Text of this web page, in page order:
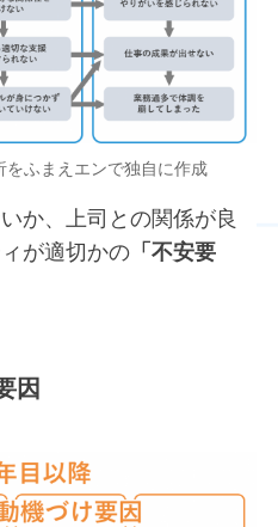
をふまえエンで独自に作成
か、上司との関係が良
が適切かの「不安要
因